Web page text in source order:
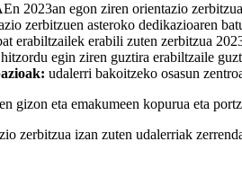
2023an egon ziren orientazio
zerbitzuen asteroko dedikazioaren
erabiltzailek erabili zuten zerbitzua
egin ziren guztira erabiltzaile
udalerri bakoitzeko osasun
gizon eta emakumeen kopurua eta
zerbitzua izan zuten udalerriak